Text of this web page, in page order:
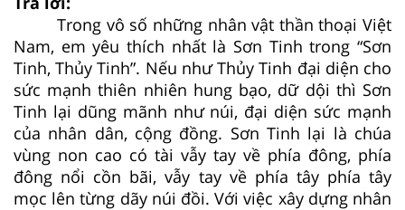
Trong vô số những nhân vật thần thoại Việt
Nam, em yêu thích nhất là Sơn Tinh trong “Sơn
Tinh, Thủy Tinh”. Nếu như Thủy Tinh đại diện cho
sức mạnh thiên nhiên hung bạo, dữ dội thì Sơn
Tinh lại dũng mãnh như núi, đại diện sức mạnh
của nhân dân, cộng đồng. Sơn Tinh lại là chúa
vùng non cao có tài vẫy tay về phía đông, phía
đông nổi cồn bãi, vẫy tay về phía tây phía tây
mọc lên từng dãy núi đồi. Với việc xây dựng nhân